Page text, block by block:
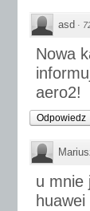
asd ·
Nowa
aero2!
Odpowiedz
u mnie